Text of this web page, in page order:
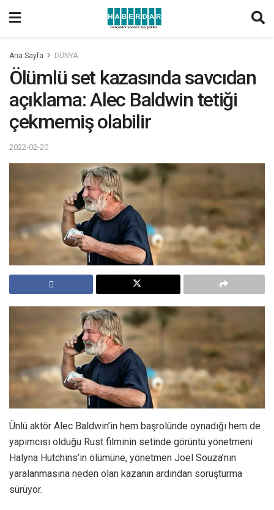
Ana Sayfa DÜNYA
Ölümlü set kazasında savcıdan
açıklama: Alec Baldwin tetiği
çekmemiş olabilir
2022-02-20
Ünlü aktör Alec Baldwin’in hem başrolünde oynadığı hem de
yapımcısı olduğu Rust filminin setinde görüntü yönetmeni
Halyna Hutchins’in ölümüne, yönetmen Joel Souza’nın
yaralanmasına neden olan kazanın ardından soruşturma
sürüyor.